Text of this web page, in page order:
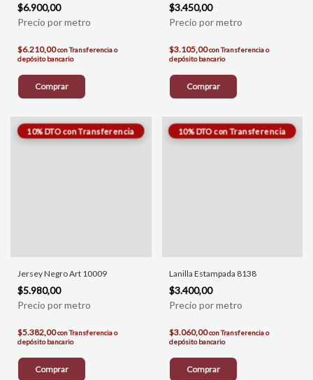
$6.900,00
$6.210,00conTransferencia o
depósito bancario
Comprar
$3.450,00
$3.105,00conTransferencia o
depósito bancario
Comprar
Jersey Negro Art 10009
$5.980,00
$5.382,00conTransferencia o
depósito bancario
Comprar
Lanilla Estampada 8138
$3.400,00
$3.060,00conTransferencia o
depósito bancario
Comprar